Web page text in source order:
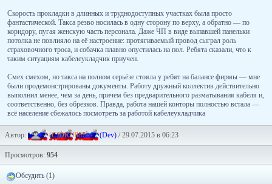
Скорость прокладки в длинных и труднодоступных участках была просто
фантастической. Такса резво носилась в одну сторону по верху, а обратно — по
коридору, пугая женскую часть персонала. Даже ЧП в виде выпавшей панельки
потолка не повлияло на её настроение: протягиваемый провод сыграл роль
страховочного троса, и собачка плавно опустилась на пол. Ребята сказали, что к
таким ситуациям кабелеукладчик приучен.
Смех смехом, но такса на полном серьёзе стояла у ребят на балансе фирмы — мне
были продемонстрированы документы. Работу дружный коллектив действительно
выполнил менее, чем за день, причем без предварительного разматывания кабеля и,
соответственно, без обрезков. Правда, работа нашей конторы полностью встала —
всё население сбежалось посмотреть за работой кабелеукладчика
Автор: -=(C)DRU987=- (Dev) / 29.07.2015 в 06:23
Просмотров: 954
Обсудить (1)